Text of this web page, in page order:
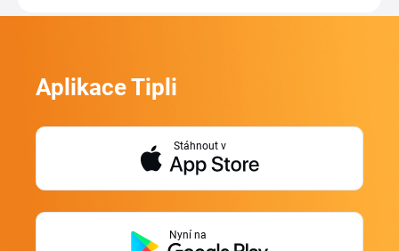
Aplikace Tipli
Stáhnout v
Nyní na